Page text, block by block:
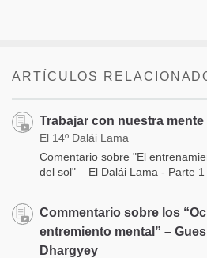
ARTÍCULOS
Trabajar con nuestra mente
El 14º Dalái Lama
Comentario sobre "El
del sol" – El Dalái Lama - Parte 1
Commentario sobre los
entremiento mental” –
Dhargyey